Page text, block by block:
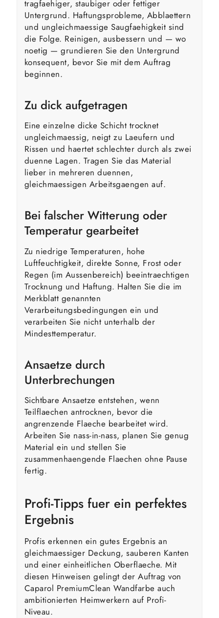
tragfaehiger, staubiger oder fettiger
Untergrund. Haftungsprobleme, Abblaettern
und ungleichmaessige Saugfaehigkeit sind
die Folge. Reinigen, ausbessern und — wo
noetig — grundieren Sie den Untergrund
konsequent, bevor Sie mit dem Auftrag
beginnen.
Zu dick aufgetragen
Eine einzelne dicke Schicht trocknet
ungleichmaessig, neigt zu Laeufern und
Rissen und haertet schlechter durch als zwei
duenne Lagen. Tragen Sie das Material
lieber in mehreren duennen,
gleichmaessigen Arbeitsgaengen auf.
Bei falscher Witterung oder
Temperatur gearbeitet
Zu niedrige Temperaturen, hohe
Luftfeuchtigkeit, direkte Sonne, Frost oder
Regen (im Aussenbereich) beeintraechtigen
Trocknung und Haftung. Halten Sie die im
Merkblatt genannten
Verarbeitungsbedingungen ein und
verarbeiten Sie nicht unterhalb der
Mindesttemperatur.
Ansaetze durch
Unterbrechungen
Sichtbare Ansaetze entstehen, wenn
Teilflaechen antrocknen, bevor die
angrenzende Flaeche bearbeitet wird.
Arbeiten Sie nass-in-nass, planen Sie genug
Material ein und stellen Sie
zusammenhaengende Flaechen ohne Pause
fertig.
Profi-Tipps fuer ein perfektes
Ergebnis
Profis erkennen ein gutes Ergebnis an
gleichmaessiger Deckung, sauberen Kanten
und einer einheitlichen Oberflaeche. Mit
diesen Hinweisen gelingt der Auftrag von
Caparol PremiumClean Wandfarbe auch
ambitionierten Heimwerkern auf Profi-
Niveau.